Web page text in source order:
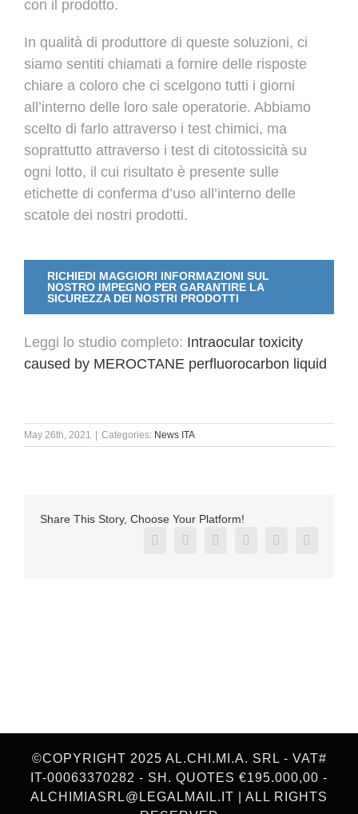
con il prodotto.
In qualità di produttore di queste soluzioni, ci
siamo sentiti chiamati a fornire delle risposte
chiare a coloro che ci scelgono tutti i giorni
all’interno delle loro sale operatorie. Abbiamo
scelto di farlo attraverso i test chimici, ma
soprattutto attraverso i test di citotossicità su
ogni lotto, il cui risultato è presente sulle
etichette di conferma d’uso all’interno delle
scatole dei nostri prodotti.
RICHIEDI MAGGIORI INFORMAZIONI SUL
NOSTRO IMPEGNO PER GARANTIRE LA
SICUREZZA DEI NOSTRI PRODOTTI
Leggi lo studio completo: Intraocular toxicity
caused by MEROCTANE perfluorocarbon liquid
May 26th, 2021 Categories: News ITA
Share This Story, Choose Your Platform!
Facebook
X RedditLinkedInPinterestVk
©COPYRIGHT 2025 AL.CHI.MI.A. SRL - VAT#
IT-00063370282 - SH. QUOTES €195.000,00 -
ALCHIMIASRL@LEGALMAIL.IT | ALL RIGHTS